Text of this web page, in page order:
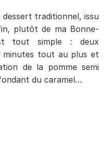
traditionnel, issu
plutôt de ma Bonne-
tout simple : deux
minutes tout au plus et
de la pomme semi
du caramel…